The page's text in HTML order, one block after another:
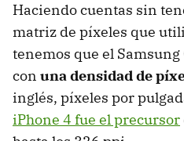
Haciendo cuentas sin
matriz de píxeles que
tenemos que el
con una densidad de
inglés, píxeles por
iPhone 4 fue el precursor